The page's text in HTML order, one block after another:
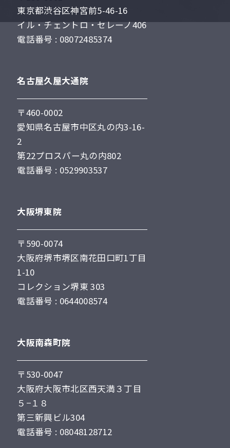
東京都渋谷区神宮前5-46-16
イル・チェントロ・セレーノ406
電話番号 : 08072485374
名古屋久屋大通院
〒460-0002
愛知県名古屋市中区丸の内3-16-
2
第22プロスパー丸の内802
電話番号 : 0529903537
大阪堺東院
〒590-0074
大阪府堺市堺区南花田口町1丁目
1-10
コレクション堺東 303
電話番号 : 0644008574
大阪南森町院
〒530-0047
大阪府大阪市北区西天満３丁目
５−１８
第三新興ビル304
電話番号 : 08048128712